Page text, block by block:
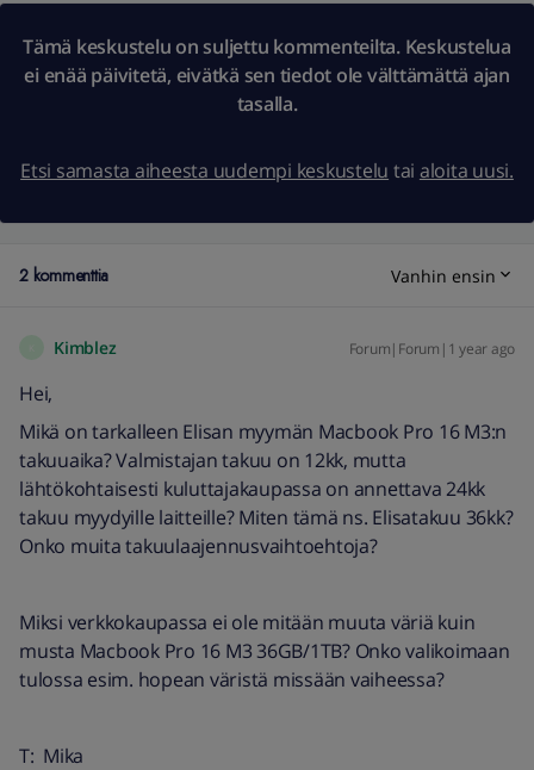
Tämä keskustelu on suljettu kommenteilta. Keskustelua
ei enää päivitetä, eivätkä sen tiedot ole välttämättä ajan
tasalla.
Etsi samasta aiheesta uudempi keskustelu tai aloita uusi.
2 kommenttia Vanhin ensin
Kimblez Forum|Forum|1 year ago
Hei,
Mikä on tarkalleen Elisan myymän Macbook Pro 16 M3:n
takuuaika? Valmistajan takuu on 12kk, mutta
lähtökohtaisesti kuluttajakaupassa on annettava 24kk
takuu myydyille laitteille? Miten tämä ns. Elisatakuu 36kk?
Onko muita takuulaajennusvaihtoehtoja?
Miksi verkkokaupassa ei ole mitään muuta väriä kuin
musta Macbook Pro 16 M3 36GB/1TB? Onko valikoimaan
tulossa esim. hopean väristä missään vaiheessa?
T: Mika